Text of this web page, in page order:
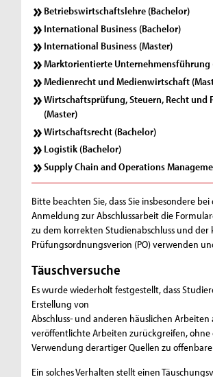
Betriebswirtschaftslehre (Bachelor)
International Business (Bachelor)
International Business (Master)
Marktorientierte Unternehmensführung
Medienrecht und Medienwirtschaft
Wirtschaftsprüfung, Steuern, Recht und
(Master)
Wirtschaftsrecht (Bachelor)
Logistik (Bachelor)
Supply Chain and Operations
Bitte beachten Sie, dass Sie insbesondere bei
Anmeldung zur Abschlussarbeit die
zu dem korrekten Studienabschluss und der
Prüfungsordnungsverion (PO) verwenden
Täuschversuche
Es wurde wiederholt festgestellt, dass
Erstellung von
Abschluss- und anderen häuslichen
veröffentlichte Arbeiten zurückgreifen, ohne
Verwendung derartiger Quellen zu
Ein solches Verhalten stellt einen